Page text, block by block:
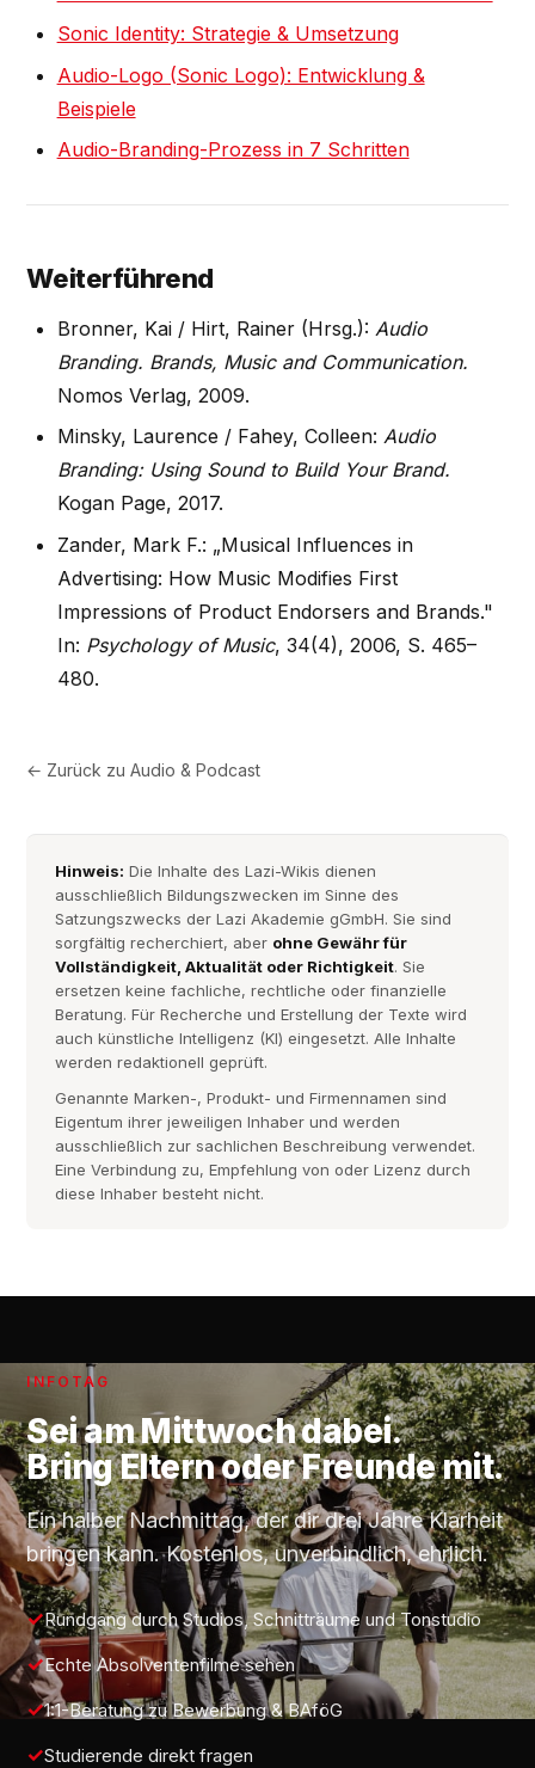
Sonic Identity: Strategie & Umsetzung
Audio-Logo (Sonic Logo): Entwicklung &
Beispiele
Audio-Branding-Prozess in 7 Schritten
Weiterführend
Bronner, Kai / Hirt, Rainer (Hrsg.): Audio
Branding. Brands, Music and Communication.
Nomos Verlag, 2009.
Minsky, Laurence / Fahey, Colleen: Audio
Branding: Using Sound to Build Your Brand.
Kogan Page, 2017.
Zander, Mark F.: „Musical Influences in
Advertising: How Music Modifies First
Impressions of Product Endorsers and Brands."
In: Psychology of Music, 34(4), 2006, S. 465–
480.
← Zurück zuAudio & Podcast
Hinweis: Die Inhalte des Lazi-Wikis dienen
ausschließlich Bildungszwecken im Sinne des
Satzungszwecks der Lazi Akademie gGmbH. Sie sind
sorgfältig recherchiert, aber ohne Gewähr für
Vollständigkeit, Aktualität oder Richtigkeit. Sie
ersetzen keine fachliche, rechtliche oder finanzielle
Beratung. Für Recherche und Erstellung der Texte wird
auch künstliche Intelligenz (KI) eingesetzt. Alle Inhalte
werden redaktionell geprüft.
Genannte Marken-, Produkt- und Firmennamen sind
Eigentum ihrer jeweiligen Inhaber und werden
ausschließlich zur sachlichen Beschreibung verwendet.
Eine Verbindung zu, Empfehlung von oder Lizenz durch
diese Inhaber besteht nicht.
INFOTAG
Sei amMittwochdabei.
Bring Eltern oder Freunde mit.
Ein halber Nachmittag, der dir drei Jahre Klarheit
bringen kann. Kostenlos, unverbindlich, ehrlich.
Rundgang durch Studios, Schnitträume und Tonstudio
Echte Absolventenfilme sehen
1:1-Beratung zu Bewerbung & BAföG
Studierende direkt fragen